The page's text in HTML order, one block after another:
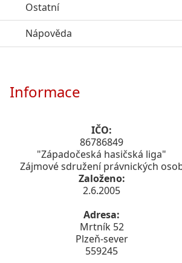
Ostatníclick to expand contents
Nápověda
Informace
IČO:
86786849
"Západočeská hasičská liga"
Zájmové sdružení právnických
Založeno:
2.6.2005
Adresa:
Mrtník 52
Plzeň-sever
559245